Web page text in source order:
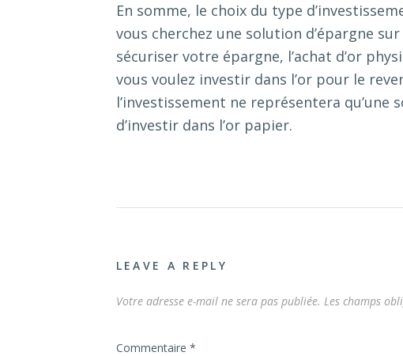
En somme, le choix du type
vous cherchez une solution d’épargne
sécuriser votre épargne, l’achat d’or
vous voulez investir dans l’or pour le
l’investissement ne représentera
d’investir dans l’or papier.
LEAVE A REPLY
Votre adresse e-mail ne sera pas publiée. Les champs
Commentaire *